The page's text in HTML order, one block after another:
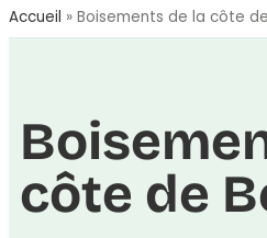
Accueil » Boisements de la côte
côte de